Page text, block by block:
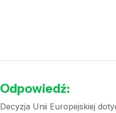
Odpowiedź:
Decyzja Unii Europejskiej